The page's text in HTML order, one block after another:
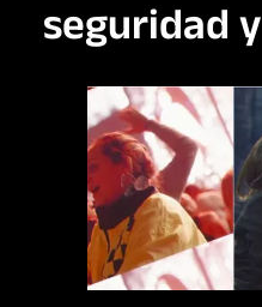
seguridad